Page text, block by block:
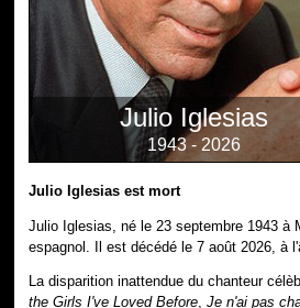
Julio Iglesias
1943 - 2026
Julio Iglesias est mort
Julio Iglesias, né le 23 septembre 1943 à
espagnol. Il est décédé le 7 août 2026, à
La disparition inattendue du chanteur
the Girls I've Loved Before,Je n'ai pas